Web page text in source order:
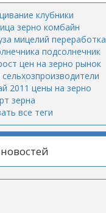
клубники
зерно комбайн
мицелий переработка
подсолнечник
цен на зерно рынок
сельхозпроизводители
2011 цены на зерно
зерна
все теги